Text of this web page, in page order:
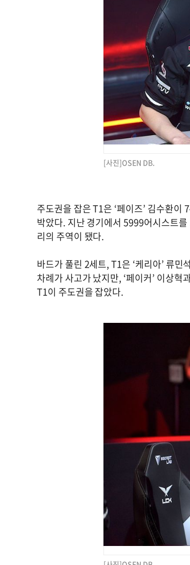
[사진]OSEN DB.
주도권을 잡은 T1은 ‘페이즈’ 김수환
박았다. 지난 경기에서 5999어시스트
리의 주역이 됐다.
바드가 풀린 2세트, T1은 ‘케리아’ 류민
차례가 사고가 났지만, ‘페이커’ 이상혁
T1이 주도권을 잡았다.